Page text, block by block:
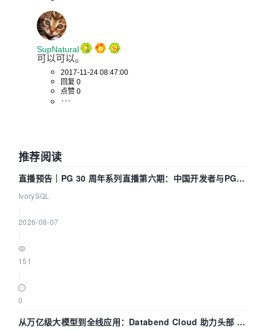
SupNatural
可以可以。
2017-11-24 08:47:00
回复 0
点赞 0
推荐阅读
直播预告｜PG 30 周年系列直播第六期：中国开发者与PG内
核——我们改得动吗？我们贡献了什么？
IvorySQL
2026-08-07
151
0
从万亿级大模型到全线应用：Databend Cloud 助力头部 AI